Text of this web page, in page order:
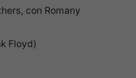
con Romany
Floyd)